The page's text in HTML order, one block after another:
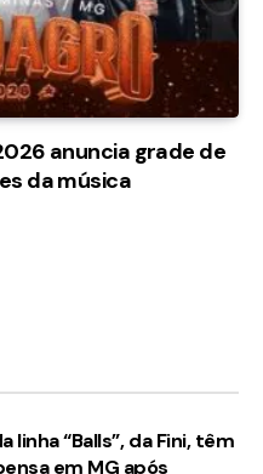
anuncia grade de
da música
linha “Balls”, da Fini, têm
em MG após